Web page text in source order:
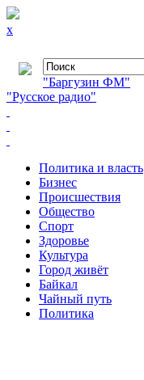
x
"Баргузин ФМ"
"Русское радио"
Политика и власть
Бизнес
Происшествия
Общество
Cпорт
Здоровье
Культура
Город живёт
Байкал
Чайный путь
Политика